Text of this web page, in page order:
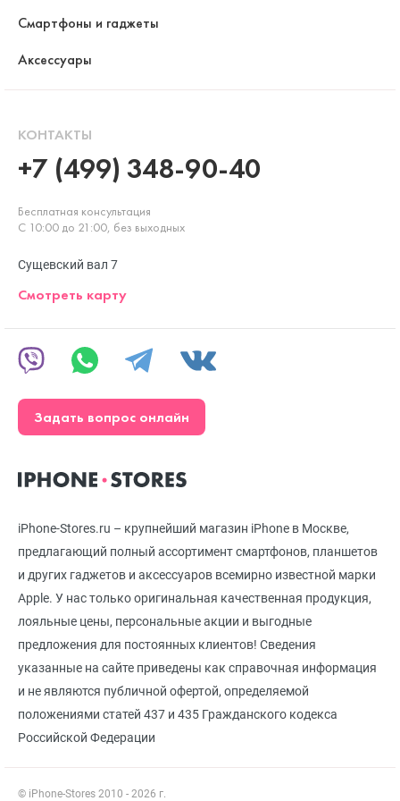
iPhone-Stores.ru – крупнейший магазин iPhone в Москве,
предлагающий полный ассортимент смартфонов, планшетов
и других гаджетов и аксессуаров всемирно известной марки
Apple. У нас только оригинальная качественная продукция,
лояльные цены, персональные акции и выгодные
предложения для постоянных клиентов! Сведения
указанные на сайте приведены как справочная информация
и не являются публичной офертой, определяемой
положениями статей 437 и 435 Гражданского кодекса
Российской Федерации
© iPhone-Stores 2010 - 2026 г.
Смартфоны и гаджеты
Аксессуары
КОНТАКТЫ
+7 (499) 348-90-40
Бесплатная консультация
С 10:00 до 21:00, без выходных
Сущевский вал 7
Смотреть карту
Задать вопрос онлайн